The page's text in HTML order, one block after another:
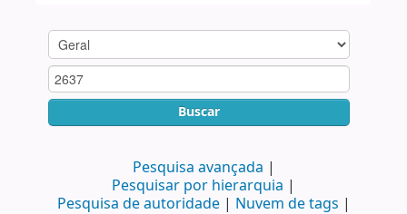
Buscar
Pesquisa avançada
Pesquisar por hierarquia
Pesquisa de autoridade
Nuvem de tags